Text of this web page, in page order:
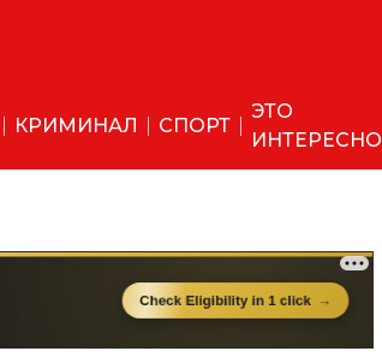
КРИМИНАЛ СПОРТ
ЭТО
ИНТЕРЕСНО